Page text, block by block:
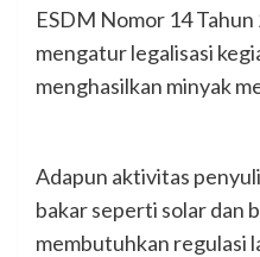
ESDM Nomor 14
mengatur legalisasi
menghasilkan minyak
Adapun aktivitas
bakar seperti solar dan
membutuhkan regulasi